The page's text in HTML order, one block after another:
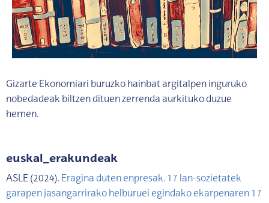
Gizarte Ekonomiari buruzko hainbat argitalpen inguruko
nobedadeak biltzen dituen zerrenda aurkituko duzue
hemen.
euskal_erakundeak
ASLE (2024). Eragina duten enpresak. 17 lan-sozietatek
garapen jasangarrirako helburuei egindako ekarpenaren 17